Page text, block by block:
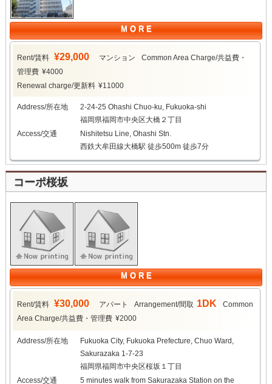
M O R E
Rent/賃料 ¥29,000 マンション
Common Area Charge/共益費・
管理費 ¥4000
Renewal charge/更新料 ¥11000
Address/所在地
2-24-25 Ohashi Chuo-ku, Fukuoka-shi
福岡県福岡市中央区大橋２丁目
Access/交通
Nishitetsu Line, Ohashi Stn.
西鉄大牟田線大橋駅 徒歩500m 徒歩7分
コーポ桜坂
M O R E
Rent/賃料 ¥30,000 アパート Arrangement/間取 1DK
Common
Area Charge/共益費・管理費 ¥2000
Address/所在地
Fukuoka City, Fukuoka Prefecture, Chuo Ward,
Sakurazaka 1-7-23
福岡県福岡市中央区桜坂１丁目
Access/交通
5 minutes walk from Sakurazaka Station on the